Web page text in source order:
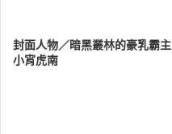
封面人物／暗黑叢林的豪乳霸主
小宵虎南